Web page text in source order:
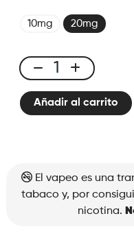
10mg 20mg
X-
Line
Kit
Añadir al carrito
El vapeo es una
tabaco y, por
nicotina.